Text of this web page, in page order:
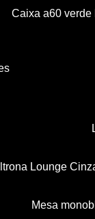
Caixa a60
Lounge
Mesa